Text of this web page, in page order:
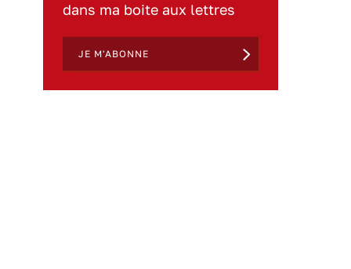
dans ma boite aux lettres
JE M'ABONNE